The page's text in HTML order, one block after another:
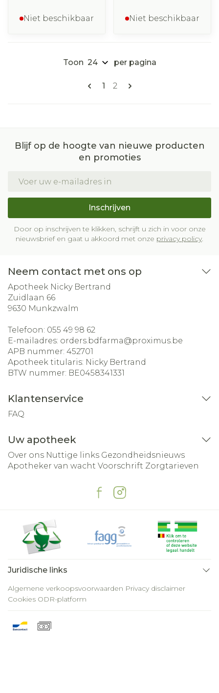
Niet beschikbaar Niet beschikbaar
Pagina's
U lees momenteel pagina
1 Pagina
2
Toon per pagina
Blijf op de hoogte van nieuwe producten
en promoties
Inschrijven
Door op inschrijven te klikken, schrijft u zich in voor onze
nieuwsbrief en gaat u akkoord met onze privacy policy.
Neem contact met ons op
Apotheek Nicky Bertrand
Zuidlaan 66
9630 Munkzwalm
Telefoon: 055 49 98 62
E-mailadres: orders.bdfarma@proximus.be
APB nummer: 452701
Apotheek titularis: Nicky Bertrand
BTW nummer: BE0458341331
Klantenservice
FAQ
Uw apotheek
Over ons Nuttige links Gezondheidsnieuws
Apotheker van wacht Voorschrift Zorgtarieven
Juridische links
Algemene verkoopsvoorwaarden Privacy disclaimer
Cookies ODR-platform